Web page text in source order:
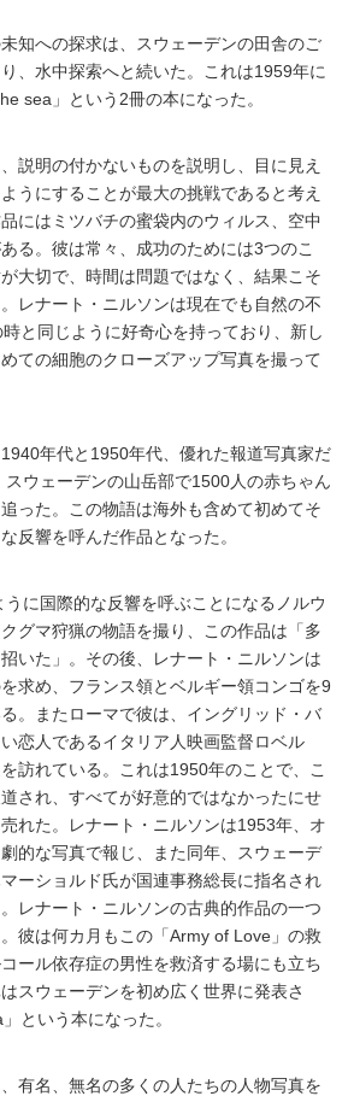
知への探求は、スウェーデンの田舎のご
、水中探索へと続いた。これは1959年に
sea」という2冊の本になった。
説明の付かないものを説明し、目に見え
うにすることが最大の挑戦であると考え
にはミツバチの蜜袋内のウィルス、空中
る。彼は常々、成功のためには3つのこ
大切で、時間は問題ではなく、結果こそ
レナート・ニルソンは現在でも自然の不
と同じように好奇心を持っており、新し
ての細胞のクローズアップ写真を撮って
年代と1950年代、優れた報道写真家だ
スウェーデンの山岳部で1500人の赤ちゃん
った。この物語は海外も含めて初めてそ
反響を呼んだ作品となった。
に国際的な反響を呼ぶことになるノルウ
グマ狩猟の物語を撮り、この作品は「多
いた」。その後、レナート・ニルソンは
求め、フランス領とベルギー領コンゴを9
。またローマで彼は、イングリッド・バ
恋人であるイタリア人映画監督ロベル
訪れている。これは1950年のことで、こ
され、すべてが好意的ではなかったにせ
れた。レナート・ニルソンは1953年、オ
的な写真で報じ、また同年、スウェーデ
ーショルド氏が国連事務総長に指名され
レナート・ニルソンの古典的作品の一つ
彼は何カ月もこの「Army of Love」の救
ール依存症の男性を救済する場にも立ち
スウェーデンを初め広く世界に発表さ
という本になった。
有名、無名の多くの人たちの人物写真を